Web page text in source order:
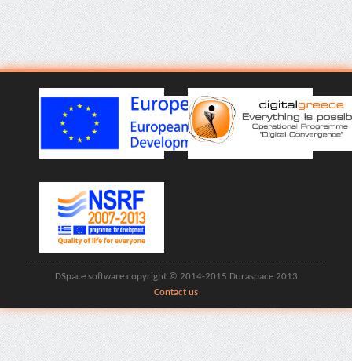
DSpace software copyright © 2014-2015 Duraspace 2013
Contact us